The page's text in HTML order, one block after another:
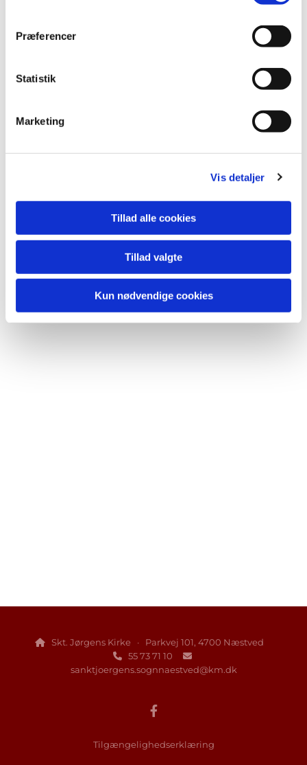
Præferencer
Statistik
Marketing
Vis detaljer
Tillad alle cookies
Tillad valgte
Kun nødvendige cookies
Du vil måske også kunne lide...
 Skt. Jørgens Kirke · Parkvej 101, 4700 Næstved
 55 73 71 10 
sanktjoergens.sognnaestved@km.dk
Tilgængelighedserklæring